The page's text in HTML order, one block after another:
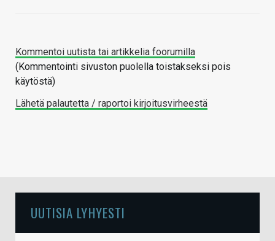
Kommentoi uutista tai artikkelia foorumilla
(Kommentointi sivuston puolella toistakseksi pois
käytöstä)
Lähetä palautetta / raportoi kirjoitusvirheestä
UUTISIA LYHYESTI